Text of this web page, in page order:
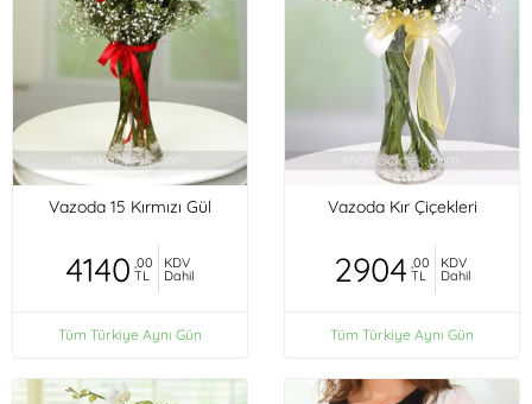
Vazoda 15 Kırmızı Gül
4140 ,00
TL
KDV
Dahil
Tüm Türkiye Aynı Gün
Vazoda Kır Çiçekleri
2904 ,00
TL
KDV
Dahil
Tüm Türkiye Aynı Gün